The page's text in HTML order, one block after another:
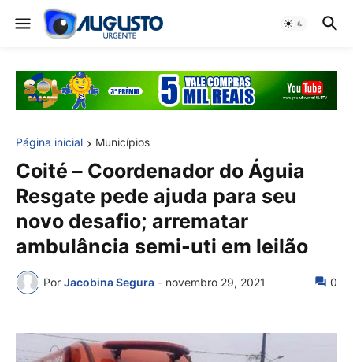
Página inicial Municípios
Coité – Coordenador do Águia
Resgate pede ajuda para seu
novo desafio; arrematar
ambulância semi-uti em leilão
Por Jacobina Segura - novembro 29, 2021 0